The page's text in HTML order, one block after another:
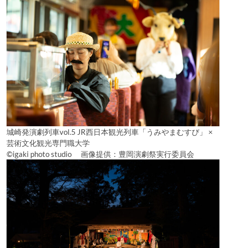
城崎発演劇列車vol.5 JR西日本観光列車「うみやまむすび」 ×
芸術文化観光専門職大学
©igaki photo studio 画像提供：豊岡演劇祭実行委員会